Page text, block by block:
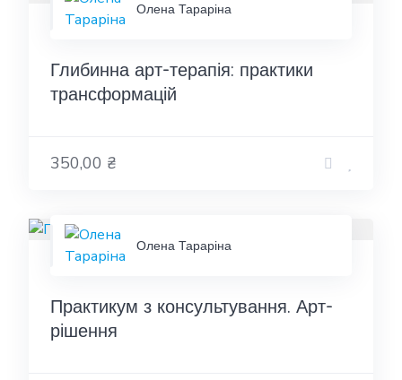
Олена Тараріна
Глибинна арт-терапія: практики
трансформацій
350,00 ₴
Олена Тараріна
Практикум з консультування. Арт-
рішення